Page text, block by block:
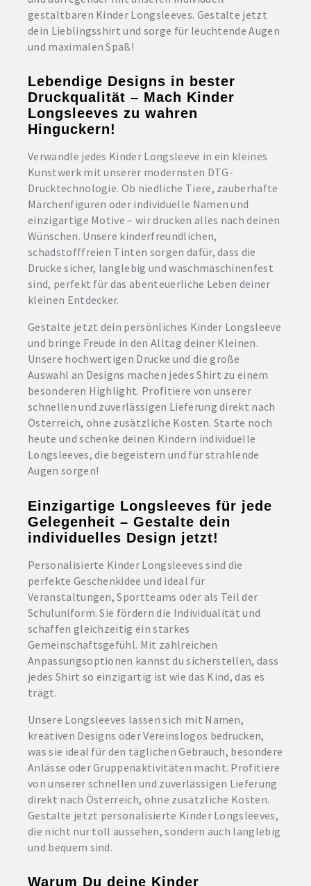
gestaltbaren Kinder Longsleeves. Gestalte jetzt
dein Lieblingsshirt und sorge für leuchtende Augen
und maximalen Spaß!
Lebendige Designs in bester
Druckqualität – Mach Kinder
Longsleeves zu wahren
Hinguckern!
Verwandle jedes Kinder Longsleeve in ein kleines
Kunstwerk mit unserer modernsten DTG-
Drucktechnologie. Ob niedliche Tiere, zauberhafte
Märchenfiguren oder individuelle Namen und
einzigartige Motive – wir drucken alles nach deinen
Wünschen. Unsere kinderfreundlichen,
schadstofffreien Tinten sorgen dafür, dass die
Drucke sicher, langlebig und waschmaschinenfest
sind, perfekt für das abenteuerliche Leben deiner
kleinen Entdecker.
Gestalte jetzt dein persönliches Kinder Longsleeve
und bringe Freude in den Alltag deiner Kleinen.
Unsere hochwertigen Drucke und die große
Auswahl an Designs machen jedes Shirt zu einem
besonderen Highlight. Profitiere von unserer
schnellen und zuverlässigen Lieferung direkt nach
Österreich, ohne zusätzliche Kosten. Starte noch
heute und schenke deinen Kindern individuelle
Longsleeves, die begeistern und für strahlende
Augen sorgen!
Einzigartige Longsleeves für jede
Gelegenheit – Gestalte dein
individuelles Design jetzt!
Personalisierte Kinder Longsleeves sind die
perfekte Geschenkidee und ideal für
Veranstaltungen, Sportteams oder als Teil der
Schuluniform. Sie fördern die Individualität und
schaffen gleichzeitig ein starkes
Gemeinschaftsgefühl. Mit zahlreichen
Anpassungsoptionen kannst du sicherstellen, dass
jedes Shirt so einzigartig ist wie das Kind, das es
trägt.
Unsere Longsleeves lassen sich mit Namen,
kreativen Designs oder Vereinslogos bedrucken,
was sie ideal für den täglichen Gebrauch, besondere
Anlässe oder Gruppenaktivitäten macht. Profitiere
von unserer schnellen und zuverlässigen Lieferung
direkt nach Österreich, ohne zusätzliche Kosten.
Gestalte jetzt personalisierte Kinder Longsleeves,
die nicht nur toll aussehen, sondern auch langlebig
und bequem sind.
Warum Du deine Kinder